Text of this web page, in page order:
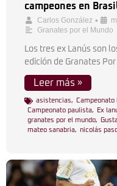
campeones en
Carlos González •
Granates por el Mundo
Los tres ex Lanús son
edición de Granates
Leer más »
asistencias, Campeonato
Campeonato paulista, Ex
granates por el mundo,
mateo sanabria, nicolás